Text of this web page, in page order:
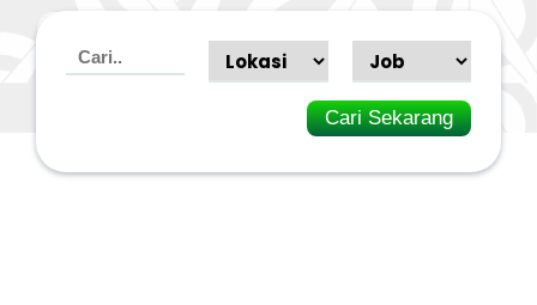
Cari Sekarang